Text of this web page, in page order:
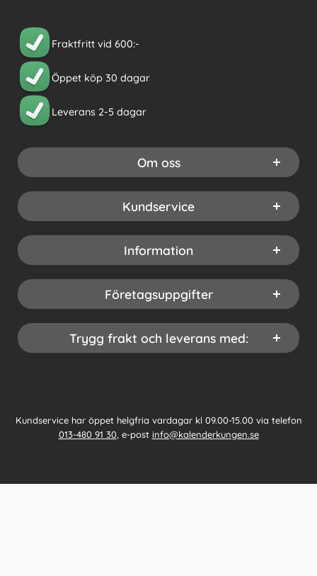
Fraktfritt vid 600:-
Öppet köp 30 dagar
Leverans 2-5 dagar
Om oss
Kundservice
Information
Företagsuppgifter
Trygg frakt och leverans med:
Kundservice har öppet helgfria vardagar kl 09.00-15.00 via telefon
013-480 91 30, e-post info@kalenderkungen.se